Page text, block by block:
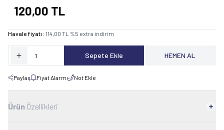
120,00 TL
Havale fiyatı : 114,00 TL %5 extra indirim
Sepete Ekle HEMEN AL
Paylaş Fiyat Alarmı Not Ekle
Ürün Özellikleri